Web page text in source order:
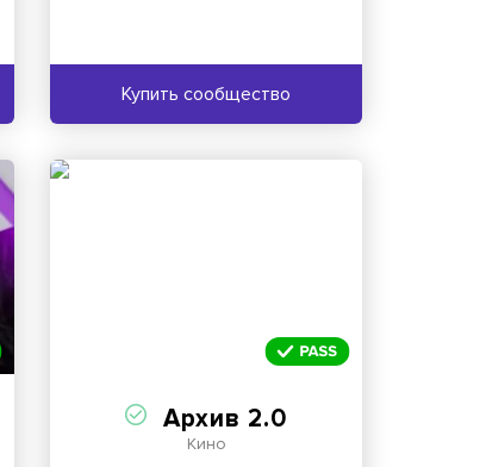
Купить сообщество
Архив 2.0
Кино